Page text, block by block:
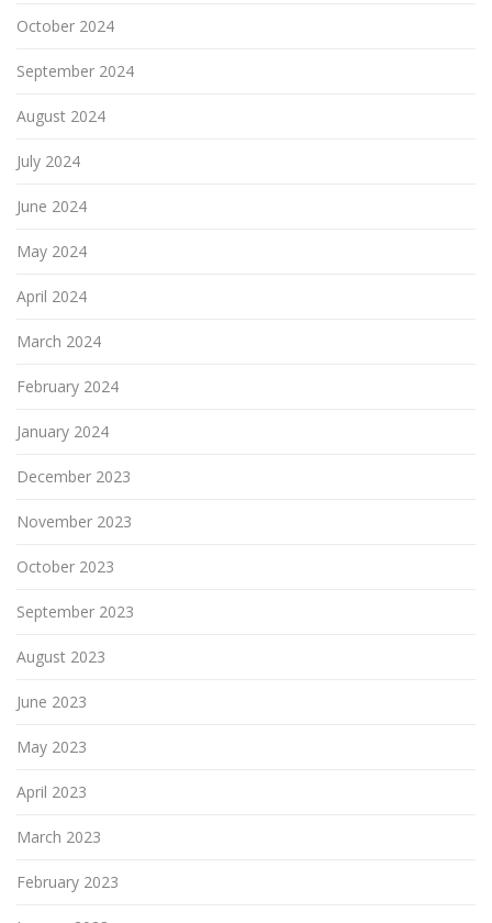
October 2024
September 2024
August 2024
July 2024
June 2024
May 2024
April 2024
March 2024
February 2024
January 2024
December 2023
November 2023
October 2023
September 2023
August 2023
June 2023
May 2023
April 2023
March 2023
February 2023